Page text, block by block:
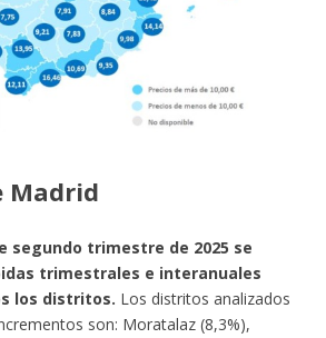
Madrid
segundo trimestre de 2025 se
trimestrales e interanuales
los distritos. Los distritos analizados
son: Moratalaz (8,3%),